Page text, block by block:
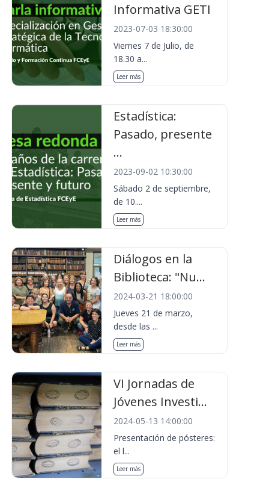
Informativa GETI
2023-07-03 18:30:00
Viernes 7 de Julio, de
18.30 a...
Leer más
Estadística:
Pasado, presente
...
2023-09-02 10:30:00
Sábado 2 de septiembre,
de 10....
Leer más
Diálogos en la
Biblioteca: "Nu...
2024-03-21 18:00:00
Jueves 21 de marzo,
desde las ...
Leer más
VI Jornadas de
Jóvenes Investi...
2024-05-13 14:00:00
Presentación de pósteres:
el l...
Leer más